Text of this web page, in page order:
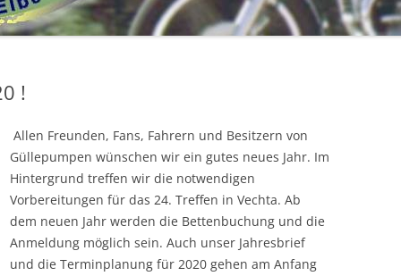
SPRINGE 2019
VECHTA 2018-
VECHTA 2017-
BEGRÜSSUNGSBILDER
MOTORRADKORSO VECHTA 2017
JÜRGEN L.´S FOTOALBUM
BREMER RUNDFUNKMUSEUM
EINDRÜCKE VECHTA 2016
GÜLLEPUMPENTREFFEN
2016_J.LÜKEN
DIE PUMPE 2016 – BILDER VOM
2015 GÜLLEPUMPENTREFFEN 2015
HOLLAND 2015
2014 GÜLLEPUMPENTREFFEN 2014
2013
2012 TREFF IM ELSASS 2012
CX 650 C
!
Allen Freunden, Fans, Fahrern und Besitzern von
Güllepumpen wünschen wir ein gutes neues Jahr. Im
Hintergrund treffen wir die notwendigen
Vorbereitungen für das 24. Treffen in Vechta. Ab
dem neuen Jahr werden die Bettenbuchung und die
Anmeldung möglich sein. Auch unser Jahresbrief
und die Terminplanung für 2020 gehen am Anfang